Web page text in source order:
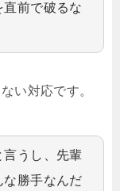
前で破るな
い対応です。
うし、先輩
勝手なんだ